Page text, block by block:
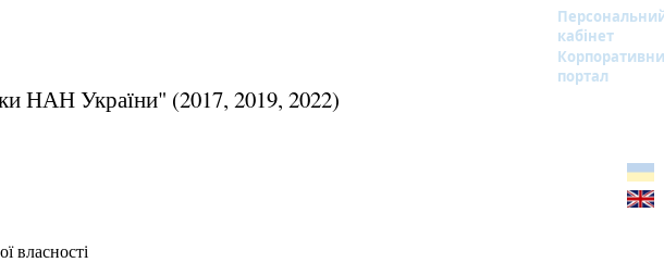
кабінет
портал
НАН України" (2017, 2019, 2022)
власності